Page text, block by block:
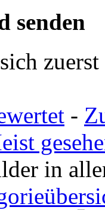
senden
-
in